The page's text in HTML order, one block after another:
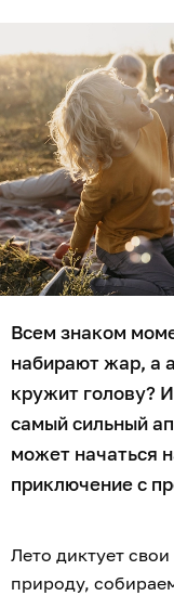
Всем знаком
набирают жар, а
кружит голову?
самый сильный
может начаться
приключение с
Лето диктует
природу,